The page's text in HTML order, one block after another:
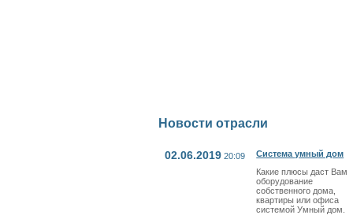
Новости отрасли
02.06.2019 20:09
Система умный дом
Какие плюсы даст Вам
оборудование
собственного дома,
квартиры или офиса
системой Умный дом.